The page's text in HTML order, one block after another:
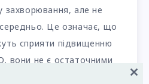
захворювання, але не
Це означає, що
сприяти підвищенню
вони не є остаточними
Close